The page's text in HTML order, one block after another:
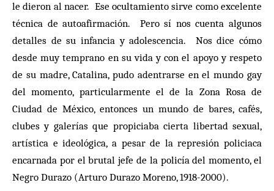
le dieron al nacer. Ese ocultamiento sirve como excelente
técnica de autoafirmación. Pero sí nos cuenta algunos
detalles de su infancia y adolescencia. Nos dice cómo
desde muy temprano en su vida y con el apoyo y respeto
de su madre, Catalina, pudo adentrarse en el mundo gay
del momento, particularmente el de la Zona Rosa de
Ciudad de México, entonces un mundo de bares, cafés,
clubes y galerías que propiciaba cierta libertad sexual,
artística e ideológica, a pesar de la represión policiaca
encarnada por el brutal jefe de la policía del momento, el
Negro Durazo (Arturo Durazo Moreno, 1918-2000).